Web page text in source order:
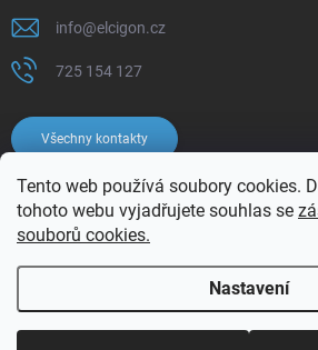
Tento web používá soubory cookies.
tohoto webu vyjadřujete souhlas se
souborů cookies.
Nastavení
info@elcigon.cz
725 154 127
Všechny kontakty
Copyright 2026Elcigon.cz. Všechna práva
cookies